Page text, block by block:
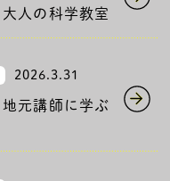
人の科学教室
2026.3.31
地元講師に学ぶ